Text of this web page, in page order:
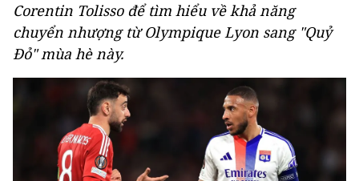
Corentin Tolisso để tìm hiểu về khả năng
chuyển nhượng từ Olympique Lyon sang "Quỷ
Đỏ" mùa hè này.